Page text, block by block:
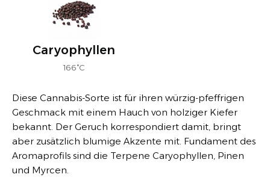
Caryophyllen
166°C
Diese Cannabis-Sorte ist für ihren würzig-pfeffrigen
Geschmack mit einem Hauch von holziger Kiefer
bekannt. Der Geruch korrespondiert damit, bringt
aber zusätzlich blumige Akzente mit. Fundament des
Aromaprofils sind die Terpene Caryophyllen, Pinen
und Myrcen.